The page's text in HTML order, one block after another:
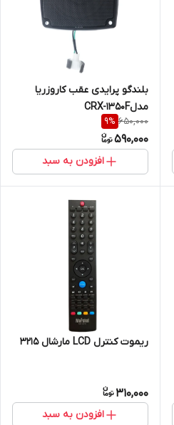
بلندگو پرایدی عقب کاروزریا
مدلCRX-1350F
650,000
9%
590,000
افزودن به سبد
ریموت کنترل LCD مارشال 3215
310,000
افزودن به سبد